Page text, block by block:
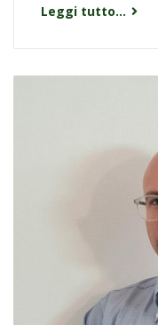
Leggi tutto...